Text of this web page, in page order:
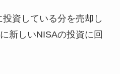
投資している分を売却し
新しいNISAの投資に回